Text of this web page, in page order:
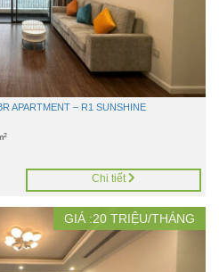
APARTMENT – R1 SUNSHINE
2
Chi tiết
GIÁ :20 TRIỆU/THÁNG